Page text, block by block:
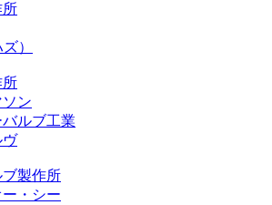
所
）
所
ソン
ルブ工業
ヴ
製作所
・シー